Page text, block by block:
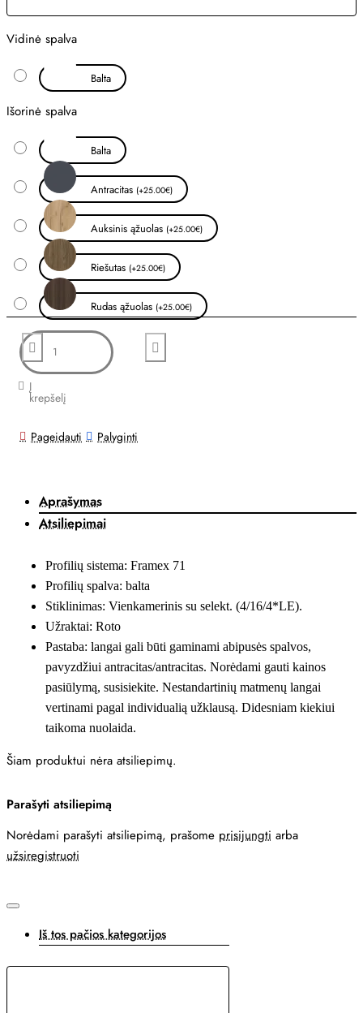
Vidinė spalva
Balta
Išorinė spalva
Balta
Antracitas (+25.00€)
Auksinis ąžuolas (+25.00€)
Riešutas (+25.00€)
Rudas ąžuolas (+25.00€)
Į
krepšelį
Pageidauti Palyginti
Aprašymas
Atsiliepimai
Profilių sistema: Framex 71
Profilių spalva: balta
Stiklinimas: Vienkamerinis su selekt. (4/16/4*LE).
Užraktai: Roto
Pastaba: langai gali būti gaminami abipusės spalvos,
pavyzdžiui antracitas/antracitas. Norėdami gauti kainos
pasiūlymą, susisiekite. Nestandartinių matmenų langai
vertinami pagal individualią užklausą. Didesniam kiekiui
taikoma nuolaida.
Šiam produktui nėra atsiliepimų.
Parašyti atsiliepimą
Norėdami parašyti atsiliepimą, prašome prisijungti arba
užsiregistruoti
Iš tos pačios kategorijos